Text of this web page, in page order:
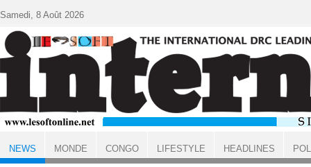
ACCUEIL NEWS
Samedi, 8 Août 2026
NEWS MONDE CONGO LIFESTYLE HEADLINES